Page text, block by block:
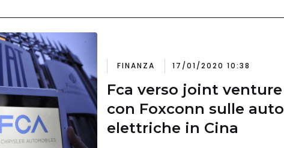
FINANZA 17/01/2020 10:38
Fca verso joint venture
con Foxconn sulle auto
elettriche in Cina